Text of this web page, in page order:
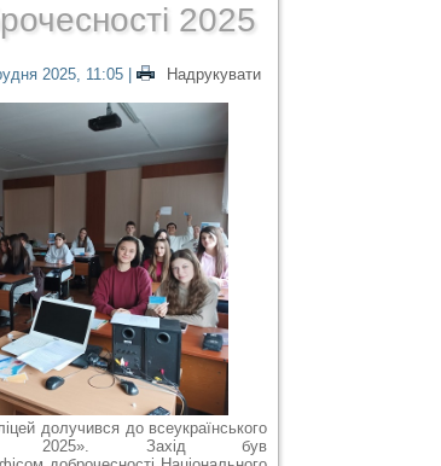
2025
2025, 11:05|
Надрукувати
долучився до всеукраїнського
2025». Захід був